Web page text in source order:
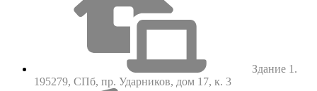
Здание 1.
195279, СПб, пр. Ударников, дом 17, к. 3